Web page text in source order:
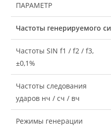
ПАРАМЕТР
Частоты генерируемого
Частоты SIN f1 / f2 / f3,
±0,1%
Частоты следования
ударов нч / сч / вч
Режимы генерации